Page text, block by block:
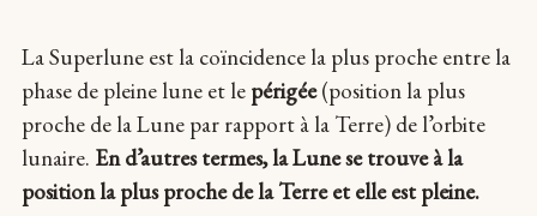
La Superlune est la coïncidence la plus proche entre la
phase de pleine lune et le périgée(position la plus
proche de la Lune par rapport à la Terre) de l’orbite
lunaire. En d’autres termes, la Lune se trouve à la
position la plus proche de la Terre et elle est pleine.